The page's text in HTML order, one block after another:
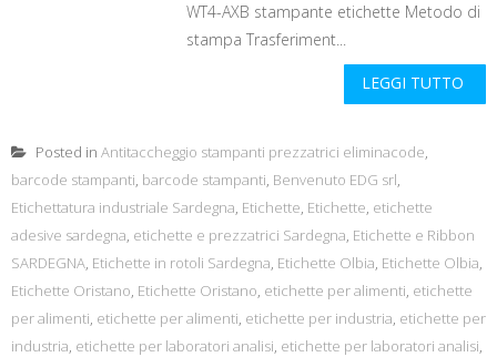
WT4-AXB stampante etichette Metodo di
stampa Trasferiment...
LEGGI TUTTO
Posted in Antitaccheggio stampanti prezzatrici eliminacode,
barcode stampanti, barcode stampanti, Benvenuto EDG srl,
Etichettatura industriale Sardegna, Etichette, Etichette, etichette
adesive sardegna, etichette e prezzatrici Sardegna, Etichette e Ribbon
SARDEGNA, Etichette in rotoli Sardegna, Etichette Olbia, Etichette Olbia,
Etichette Oristano, Etichette Oristano, etichette per alimenti, etichette
per alimenti, etichette per alimenti, etichette per industria, etichette per
industria, etichette per laboratori analisi, etichette per laboratori analisi,